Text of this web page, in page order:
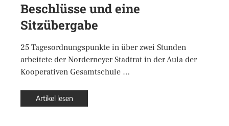
Beschlüsse und eine
Sitzübergabe
25 Tagesordnungspunkte in über zwei Stunden
arbeitete der Norderneyer Stadtrat in der Aula der
Kooperativen Gesamtschule …
Artikel lesen